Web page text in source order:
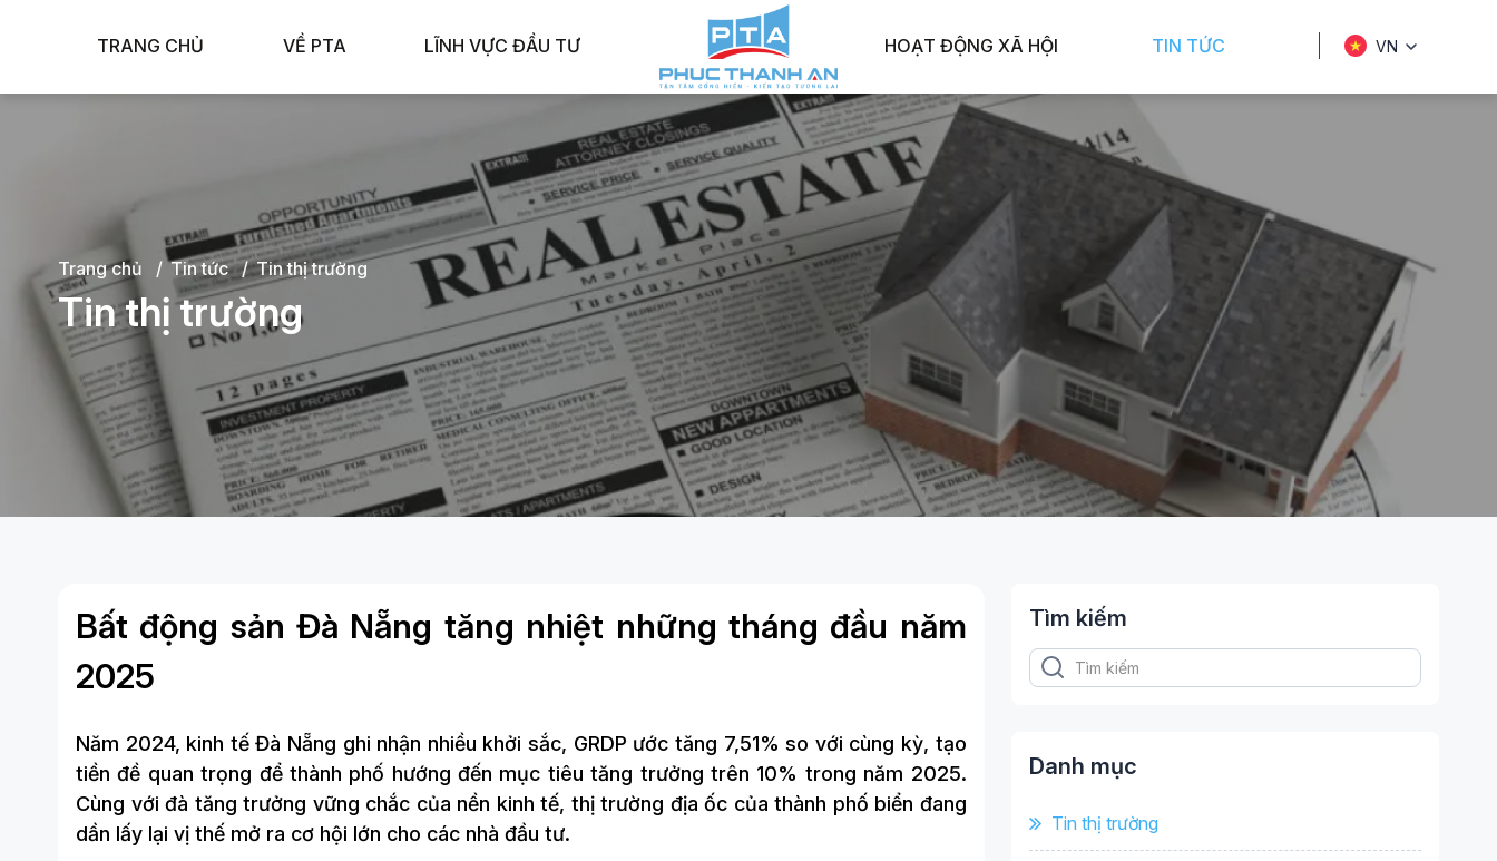
TRANG CHỦ VỀ PTA LĨNH VỰC ĐẦU TƯ HOẠT ĐỘNG XÃ HỘI TIN TỨC VN
Trang chủ Tin tức Tin thị trường
Tin thị trường
Bất động sản Đà Nẵng tăng nhiệt những tháng đầu năm
2025
Năm 2024, kinh tế Đà Nẵng ghi nhận nhiều khởi sắc, GRDP ước tăng 7,51% so với cùng kỳ, tạo
tiền đề quan trọng để thành phố hướng đến mục tiêu tăng trưởng trên 10% trong năm 2025.
Cùng với đà tăng trưởng vững chắc của nền kinh tế, thị trường địa ốc của thành phố biển đang
dần lấy lại vị thế mở ra cơ hội lớn cho các nhà đầu tư.
Tìm kiếm
Danh mục
Tin thị trường